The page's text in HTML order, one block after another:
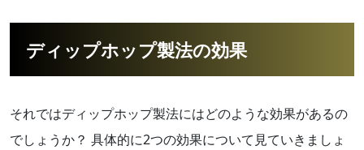
ディップホップ製法の効果
それではディップホップ製法にはどのような効果があるの
でしょうか？ 具体的に2つの効果について見ていきましょ